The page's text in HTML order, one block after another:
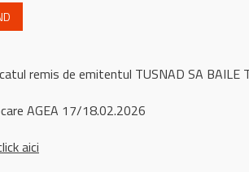
remis de emitentul TUSNAD SA
AGEA 17/18.02.2026
aici